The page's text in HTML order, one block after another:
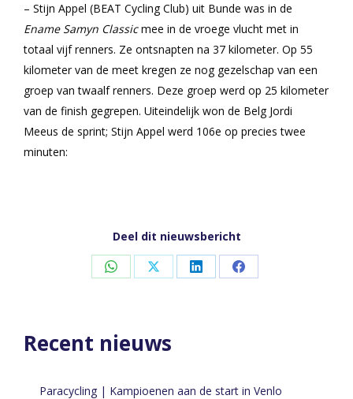
– Stijn Appel (BEAT Cycling Club) uit Bunde was in de
Ename Samyn Classicmee in de vroege vlucht met in
totaal vijf renners. Ze ontsnapten na 37 kilometer. Op 55
kilometer van de meet kregen ze nog gezelschap van een
groep van twaalf renners. Deze groep werd op 25 kilometer
van de finish gegrepen. Uiteindelijk won de Belg Jordi
Meeus de sprint; Stijn Appel werd 106e op precies twee
minuten:
Deel dit nieuwsbericht
Share Share Share Share
Recent nieuws
Paracycling | Kampioenen aan de start in Venlo